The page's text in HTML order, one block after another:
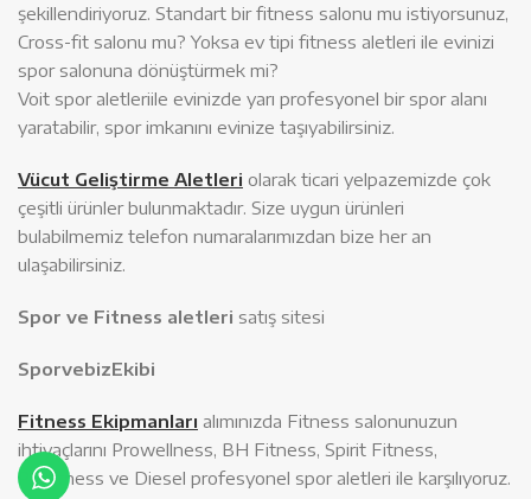
şekillendiriyoruz. Standart bir fitness salonu mu istiyorsunuz,
Cross-fit salonu mu? Yoksa ev tipi fitness aletleri ile evinizi
spor salonuna dönüştürmek mi?
Voit spor aletleriile evinizde yarı profesyonel bir spor alanı
yaratabilir, spor imkanını evinize taşıyabilirsiniz.
Vücut Geliştirme Aletleri olarak ticari yelpazemizde çok
çeşitli ürünler bulunmaktadır. Size uygun ürünleri
bulabilmemiz telefon numaralarımızdan bize her an
ulaşabilirsiniz.
Spor ve Fitness aletleri satış sitesi
SporvebizEkibi
Fitness Ekipmanları alımınızda Fitness salonunuzun
ihtiyaçlarını Prowellness, BH Fitness, Spirit Fitness,
Profitness ve Diesel profesyonel spor aletleri ile karşılıyoruz.